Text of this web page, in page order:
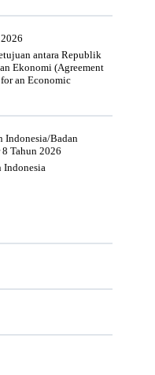
antara Republik
Ekonomi (Agreement
an Economic
Indonesia/Badan
Tahun 2026
Indonesia